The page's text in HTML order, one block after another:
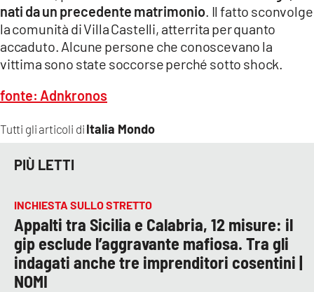
App
ANDROID
Tutti gli articoli di Italia Mondo
nati da un precedente matrimonio . Il fatto sconvolge
la comunità di Villa Castelli, atterrita per quanto
accaduto. Alcune persone che conoscevano la
vittima sono state soccorse perché sotto shock.
fonte: Adnkronos
PIÙ LETTI
INCHIESTA SULLO STRETTO
Appalti tra Sicilia e Calabria, 12 misure: il
gip esclude l’aggravante mafiosa. Tra gli
indagati anche tre imprenditori cosentini |
NOMI